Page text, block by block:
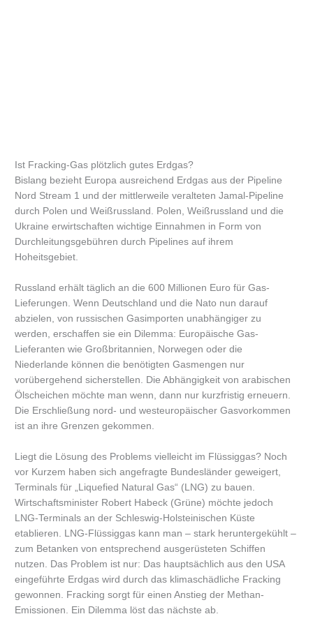
Ist Fracking-Gas plötzlich gutes Erdgas?
Bislang bezieht Europa ausreichend Erdgas aus der Pipeline
Nord Stream 1 und der mittlerweile veralteten Jamal-Pipeline
durch Polen und Weißrussland. Polen, Weißrussland und die
Ukraine erwirtschaften wichtige Einnahmen in Form von
Durchleitungsgebühren durch Pipelines auf ihrem
Hoheitsgebiet.
Russland erhält täglich an die 600 Millionen Euro für Gas-
Lieferungen. Wenn Deutschland und die Nato nun darauf
abzielen, von russischen Gasimporten unabhängiger zu
werden, erschaffen sie ein Dilemma: Europäische Gas-
Lieferanten wie Großbritannien, Norwegen oder die
Niederlande können die benötigten Gasmengen nur
vorübergehend sicherstellen. Die Abhängigkeit von arabischen
Ölscheichen möchte man wenn, dann nur kurzfristig erneuern.
Die Erschließung nord- und westeuropäischer Gasvorkommen
ist an ihre Grenzen gekommen.
Liegt die Lösung des Problems vielleicht im Flüssiggas? Noch
vor Kurzem haben sich angefragte Bundesländer geweigert,
Terminals für „Liquefied Natural Gas“ (LNG) zu bauen.
Wirtschaftsminister Robert Habeck (Grüne) möchte jedoch
LNG-Terminals an der Schleswig-Holsteinischen Küste
etablieren. LNG-Flüssiggas kann man – stark heruntergekühlt –
zum Betanken von entsprechend ausgerüsteten Schiffen
nutzen. Das Problem ist nur: Das hauptsächlich aus den USA
eingeführte Erdgas wird durch das klimaschädliche Fracking
gewonnen. Fracking sorgt für einen Anstieg der Methan-
Emissionen. Ein Dilemma löst das nächste ab.